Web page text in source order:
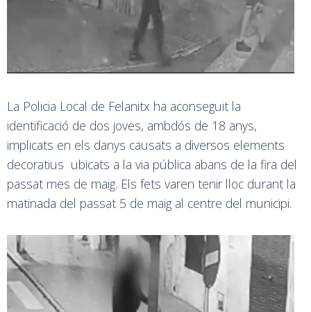
La Policia Local de Felanitx ha aconseguit la
identificació de dos joves, ambdós de 18 anys,
implicats en els danys causats a diversos elements
decoratius ubicats a la via pública abans de la fira del
passat mes de maig. Els fets varen tenir lloc durant la
matinada del passat 5 de maig al centre del municipi.